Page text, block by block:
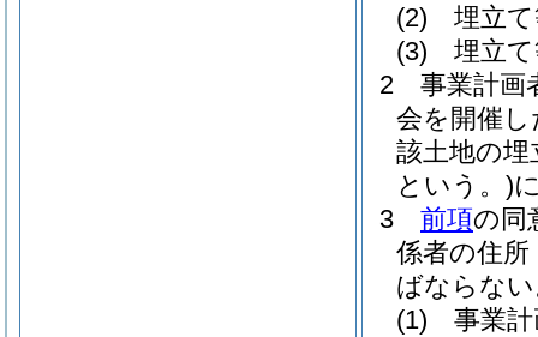
(2)
埋立
(3)
埋立
2
事業計画
会を開催
該土地の
という。)
3
前項の同
係者の住
ばならな
(1)
事業